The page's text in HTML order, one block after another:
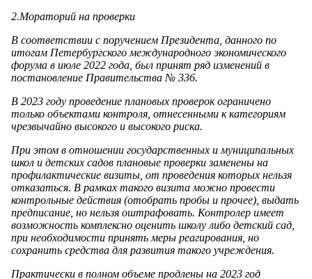
2.Мораторий на проверки
В соответствии с поручением Президента, данного по
итогам Петербургского международного экономического
форума в июле 2022 года, был принят ряд изменений в
постановление Правительства № 336.
В 2023 году проведение плановых проверок ограничено
только объектами контроля, отнесенными к категориям
чрезвычайно высокого и высокого риска.
При этом в отношении государственных и муниципальных
школ и детских садов плановые проверки заменены на
профилактические визиты, от проведения которых нельзя
отказаться. В рамках такого визита можно провести
контрольные действия (отобрать пробы и прочее), выдать
предписание, но нельзя оштрафовать. Контролер имеет
возможность комплексно оценить школу либо детский сад,
при необходимости принять меры реагирования, но
сохранить средства для развития такого учреждения.
Практически в полном объеме продлены на 2023 год